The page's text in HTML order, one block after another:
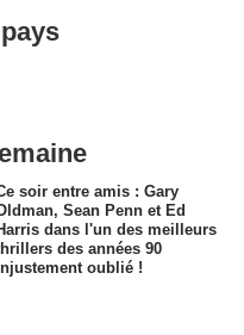
soir entre amis : Gary
Sean Penn et Ed
dans l'un des meilleurs
des années 90
oublié !